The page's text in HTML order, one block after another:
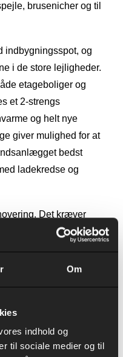
Om
indhold og
til sociale medier og til
brusenicher og til
indbygnings­spot, og
i de store lejligheder.
etageboliger og
et 2-strengs
og helt nye
giver mulighed for at
bedst
ladekredse og
Det kræver
vores
beboernes behov for
er et tæt
og byggeledelsen